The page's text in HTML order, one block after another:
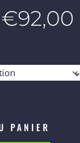
€92,00
PANIER